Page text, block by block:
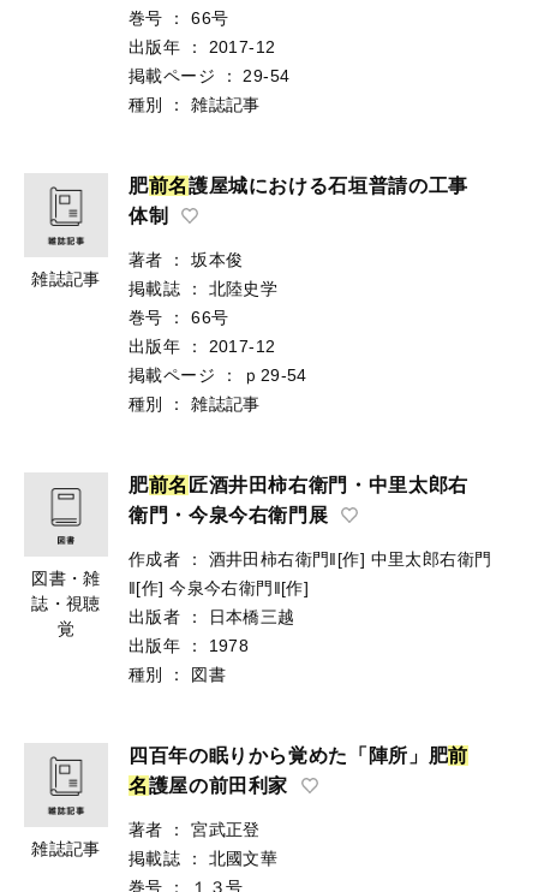
巻号
：
66号
出版年
：
2017-12
掲載ページ
：
29-54
種別
： 雑誌記事
雑誌記事
肥前名護屋城における石垣普請の工事
体制
著者 ：
坂本俊
掲載誌
：
北陸史学
巻号
：
66号
出版年
：
2017-12
掲載ページ
：
ｐ29-54
種別
： 雑誌記事
図書・雑
誌・視聴
覚
肥前名 匠酒井田柿右衛門・中里太郎右
衛門・今泉今右衛門展
作成者 ： 酒井田柿右衛門‖[作] 中里太郎右衛門
‖[作] 今泉今右衛門‖[作]
出版者
：
日本橋三越
出版年
：
1978
種別
： 図書
雑誌記事
四百年の眠りから覚めた「陣所」肥前
名護屋の前田利家
著者 ：
宮武正登
掲載誌
：
北國文華
巻号
： １３号